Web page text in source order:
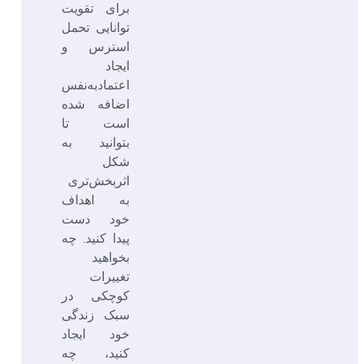
برای تقویت
توانایی تحمل
استرس و
ایجاد
اعتمادبه‌نفس
اضافه شده
است تا
بتوانید به
شکل
اثربخش‌تری
به اهداف
خود دست
پیدا کنید. چه
بخواهید
تغییرات
کوچکی در
سبک زندگی
خود ایجاد
کنید، چه